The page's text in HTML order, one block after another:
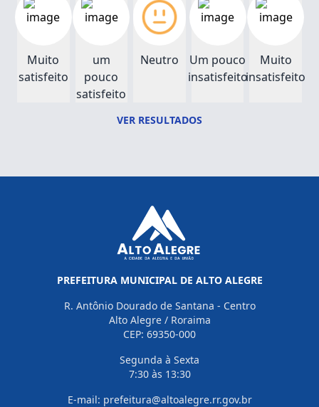
Muito
satisfeito
um
pouco
satisfeito
Neutro
Um pouco
insatisfeito
Muito
insatisfeito
VER RESULTADOS
PREFEITURA MUNICIPAL DE ALTO ALEGRE
R. Antônio Dourado de Santana - Centro
Alto Alegre / Roraima
CEP: 69350-000
Segunda à Sexta
7:30 às 13:30
E-mail: prefeitura@altoalegre.rr.gov.br